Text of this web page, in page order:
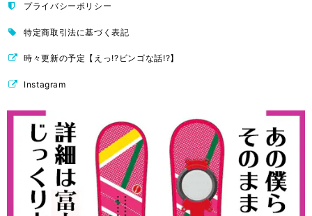
プライバシーポリシー
特定商取引法に基づく表記
時々更新の予定【えっ!?ビンゴな話!?】
Instagram